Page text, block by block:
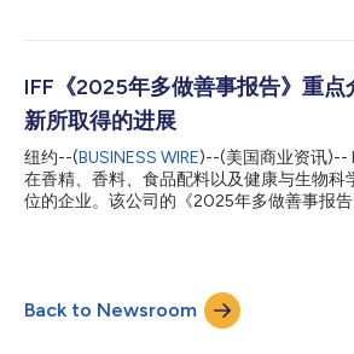
士，迄今已有130名毕业生，且毕业生在毕
Claude表示：“在过去的十年里，IFF ISIPCA
储备库，培养了众多背景多元、潜力出众的
具卓越的创造力、科学专业知识和全球化视
才蓄势待发，准备推动整个行业的创新，我
作为突破性的研究生项目，IFF ISIPCA为有
提供了绝佳的切入点。通过将IFF逾135年的
创新与ISIPCA卓越的学术水平相结合，这个
IFF《2025年多做善事报告》重点
新所取得的进展
纽约--(BUSINESS WIRE)--(美国商业资讯)--
在香精、香料、食品配料以及健康与生物科
位的企业。该公司的《2025年多做善事报
合。通过持续投入研发、拓展全球创新合作
值链中产生可衡量的积极影响，该报告展示
影响的同时，为客户和消费者提供差异化的
Back to Newsroom